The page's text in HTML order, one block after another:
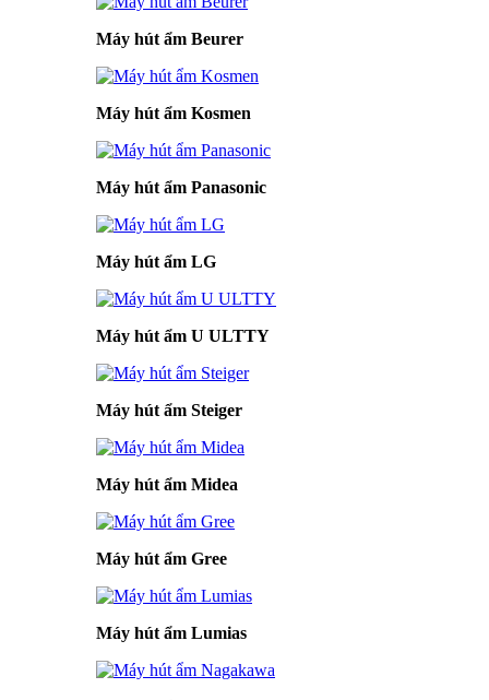
Máy hút ẩm Beurer
Máy hút ẩm Kosmen
Máy hút ẩm Panasonic
Máy hút ẩm LG
Máy hút ẩm U ULTTY
Máy hút ẩm Steiger
Máy hút ẩm Midea
Máy hút ẩm Gree
Máy hút ẩm Lumias